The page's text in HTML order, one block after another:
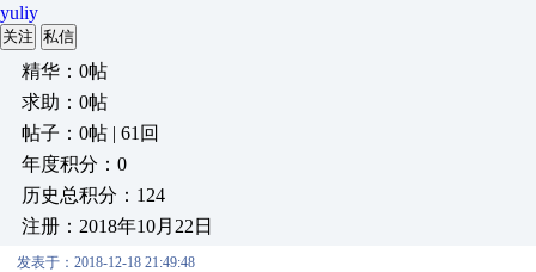
yuliy
关注 私信
精华：0帖
求助：0帖
帖子：0帖 | 61回
年度积分：0
历史总积分：124
注册：2018年10月22日
发表于：2018-12-18 21:49:48